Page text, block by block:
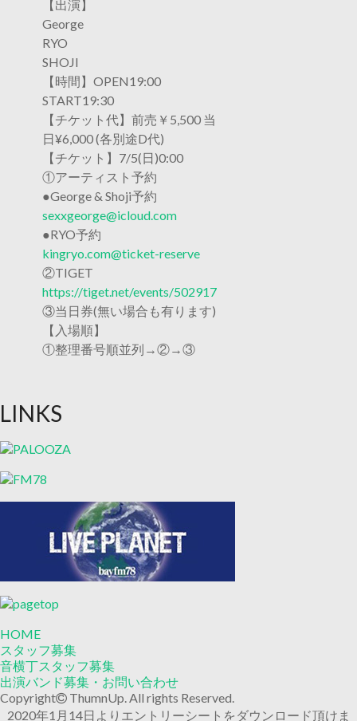
【出演】
George
RYO
SHOJI
【時間】OPEN19:00
START19:30
【チケット代】前売￥5,500 当
日¥6,000 (各別途D代)
【チケット】7/5(日)0:00
①アーティスト予約
●George & Shoji予約
sexxgeorge@icloud.com
●RYO予約
kingryo.com@ticket-reserve
②TIGET
https://tiget.net/events/502917
③当日券(無い場合も有ります)
【入場順】
①整理番号順並列→②→③
LINKS
HOME
スタッフ募集
音横丁スタッフ募集
出演バンド募集・お問い合わせ
Copyright
ThumnUp. All rights Reserved.
2020年1月14日よりエントリーシートをダウンロード頂けま